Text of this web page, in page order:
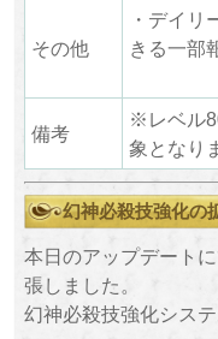
その他
・デイリ
きる一部
備考
※レベル
象となり
幻神必殺技強化の
本日のアップデート
張しました。
幻神必殺技強化シス